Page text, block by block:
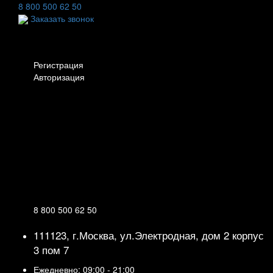
8 800 500 62 50
Заказать звонок
Регистрация
Авторизация
8 800 500 62 50
111123, г.Москва, ул.Электродная, дом 2 корпус
3 пом 7
Ежедневно: 09:00 - 21:00